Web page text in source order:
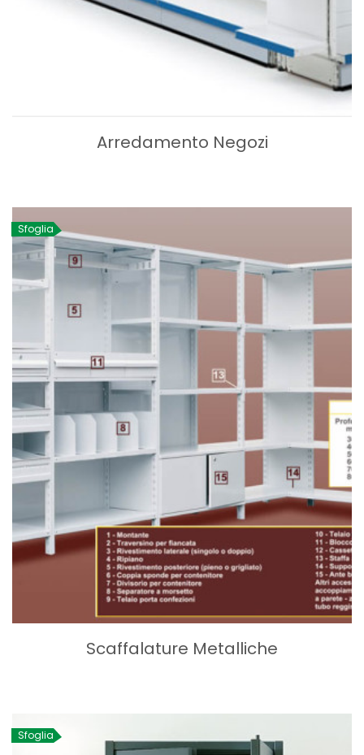
Arredamento Negozi
Scaffalature Metalliche
Sfoglia
Sfoglia